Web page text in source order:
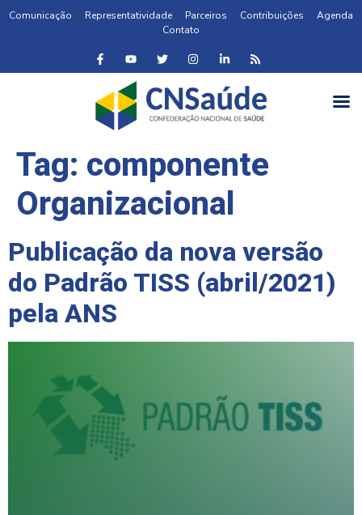
Comunicação Representatividade Parceiros Contribuições
Agenda
Contato
Tag: componente
Organizacional
Publicação da nova versão
do Padrão TISS (abril/2021)
pela ANS